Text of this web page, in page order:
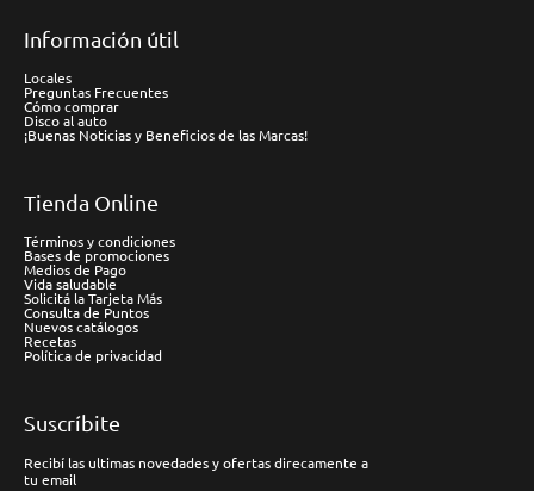
Información útil
Locales
Preguntas Frecuentes
Cómo comprar
Disco al auto
¡Buenas Noticias y Beneficios de las Marcas!
Tienda Online
Términos y condiciones
Bases de promociones
Medios de Pago
Vida saludable
Solicitá la Tarjeta Más
Consulta de Puntos
Nuevos catálogos
Recetas
Política de privacidad
Suscríbite
Recibí las ultimas novedades y ofertas direcamente a
tu email